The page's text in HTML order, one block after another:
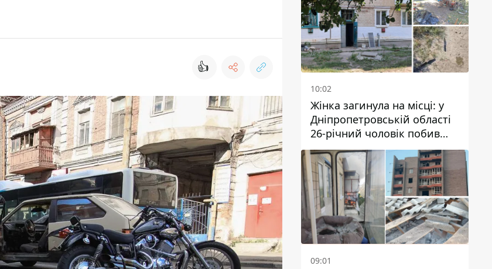
👍
10:02
Жінка загинула на місці: у
Дніпропетровській області
26-річний чоловік побив
трьох людей металевим
предметом
09:01